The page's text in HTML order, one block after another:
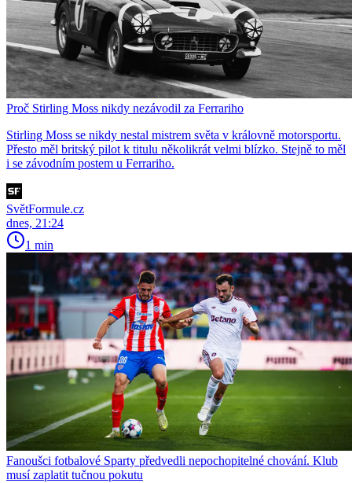
Proč Stirling Moss nikdy nezávodil za Ferrariho
Stirling Moss se nikdy nestal mistrem světa v královně motorsportu.
Přesto měl britský pilot k titulu několikrát velmi blízko. Stejně to měl
i se závodním postem u Ferrariho.
SvětFormule.cz
dnes, 21:24
1 min
Fanoušci fotbalové Sparty předvedli nepochopitelné chování. Klub
musí zaplatit tučnou pokutu